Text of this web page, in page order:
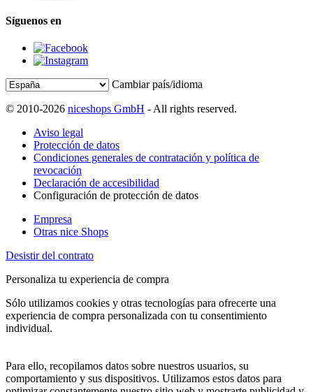
Síguenos en
Cambiar país/idioma
© 2010-2026 niceshops GmbH - All rights reserved.
Aviso legal
Protección de datos
Condiciones generales de contratación y política de
revocación
Declaración de accesibilidad
Configuración de protección de datos
Empresa
Otras nice Shops
Desistir del contrato
Personaliza tu experiencia de compra
Sólo utilizamos cookies y otras tecnologías para ofrecerte una
experiencia de compra personalizada con tu consentimiento
individual.
Para ello, recopilamos datos sobre nuestros usuarios, su
comportamiento y sus dispositivos. Utilizamos estos datos para